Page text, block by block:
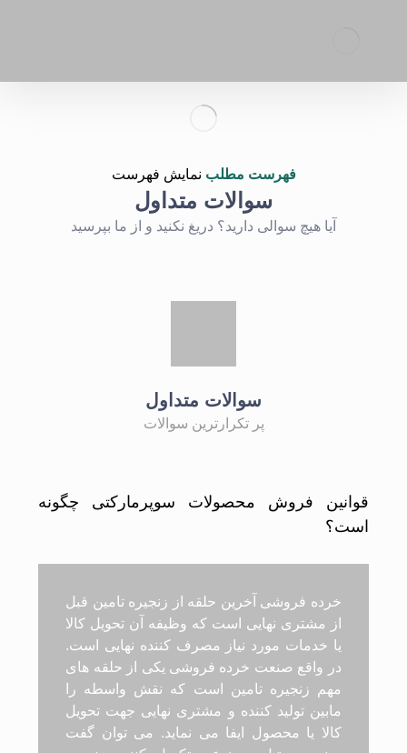
فهرست مطلب نمایش فهرست
سوالات متداول
آیا هیچ سوالی دارید؟ دریغ نکنید و از ما بپرسید
سوالات متداول
پر تکرارترین سوالات
قوانین فروش محصولات سوپرمارکتی چگونه
است؟
خرده فروشی آخرین حلقه از زنجیره تامین قبل
از مشتری نهایی است که وظیفه آن تحویل کالا
یا خدمات مورد نیاز مصرف کننده نهایی است.
در واقع صنعت خرده فروشی یکی از حلقه های
مهم زنجیره تامین است که نقش واسطه را
مابین تولید کننده و مشتری نهایی جهت تحویل
کالا یا محصول ایفا می نماید. می توان گفت